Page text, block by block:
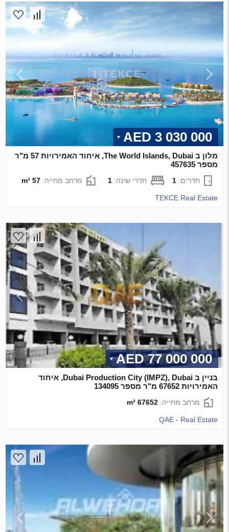
3 030 000 AED
מלון ב The World Islands, Dubai, איחוד האמירויות 57 מ"ר
מספר 457635
חדרים:1 חדרי שינה:1 מרחב מחייה:57 m²
TEKCE Real Estate
77 000 000 AED
בניין ב Dubai Production City (IMPZ), Dubai, איחוד
האמירויות 67652 מ"ר מספר 134095
מרחב מחייה:67652 m²
QAE - Real Estate